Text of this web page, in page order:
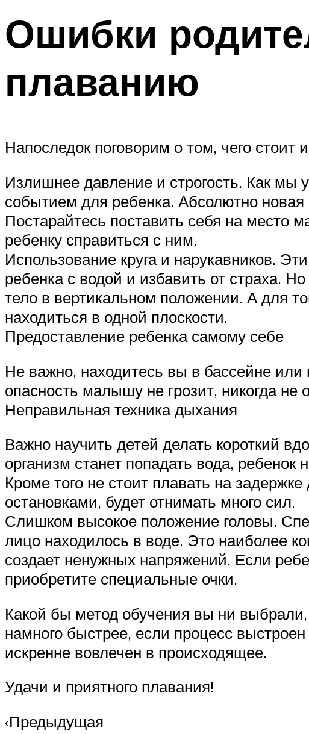
Ошибки
плаванию
Напоследок поговорим о том, чего стоит
Излишнее давление и строгость. Как
событием для ребенка. Абсолютно
Постарайтесь поставить себя на место
ребенку справиться с ним.
Использование круга и нарукавников.
ребенка с водой и избавить от страха.
тело в вертикальном положении. А для
находиться в одной плоскости.
Предоставление ребенка самому себе
Не важно, находитесь вы в бассейне
опасность малышу не грозит, никогда не
Неправильная техника дыхания
Важно научить детей делать короткий
организм станет попадать вода,
Кроме того не стоит плавать на
остановками, будет отнимать много сил.
Слишком высокое положение головы.
лицо находилось в воде. Это наиболее
создает ненужных напряжений. Если
приобретите специальные очки.
Какой бы метод обучения вы ни
намного быстрее, если процесс
искренне вовлечен в происходящее.
Удачи и приятного плавания!
‹Предыдущая